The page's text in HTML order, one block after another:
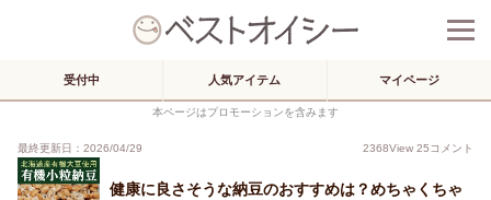
受付中 人気アイテム マイページ
本ページはプロモーションを含みます
最終更新日：2026/04/29 2368View 25コメント
健康に良さそうな納豆のおすすめは？めちゃくちゃ